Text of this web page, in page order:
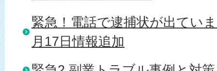
緊急！電話で逮捕状が出てい
月17日情報追加